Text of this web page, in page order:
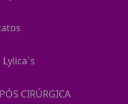
CIRÚRGICA